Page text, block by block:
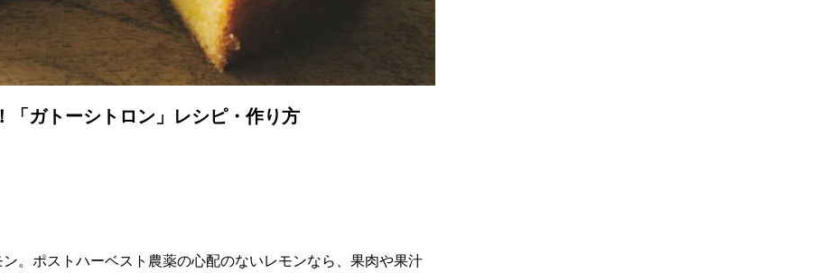
「ガトーシトロン」レシピ・作り方
。ポストハーベスト農薬の心配のないレモンなら、果肉や果汁